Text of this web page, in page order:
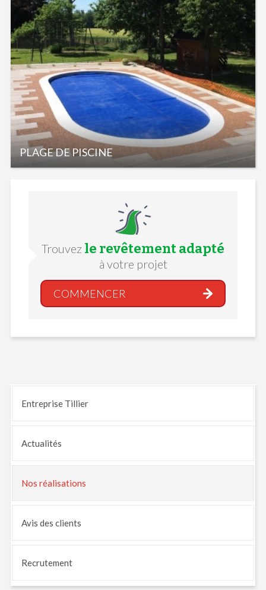
PLAGE DE PISCINE
Trouvez le revêtement adapté
à votre projet
COMMENCER
Entreprise Tillier
Actualités
Nos réalisations
Avis des clients
Recrutement